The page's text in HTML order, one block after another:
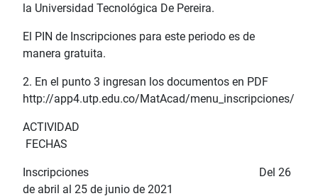
la Universidad Tecnológica De Pereira.
El PIN de Inscripciones para este periodo es de
manera gratuita.
2. En el punto 3 ingresan los documentos en PDF
http://app4.utp.edu.co/MatAcad/menu_inscripciones/
ACTIVIDAD
FECHAS
Inscripciones Del 26
de abril al 25 de junio de 2021